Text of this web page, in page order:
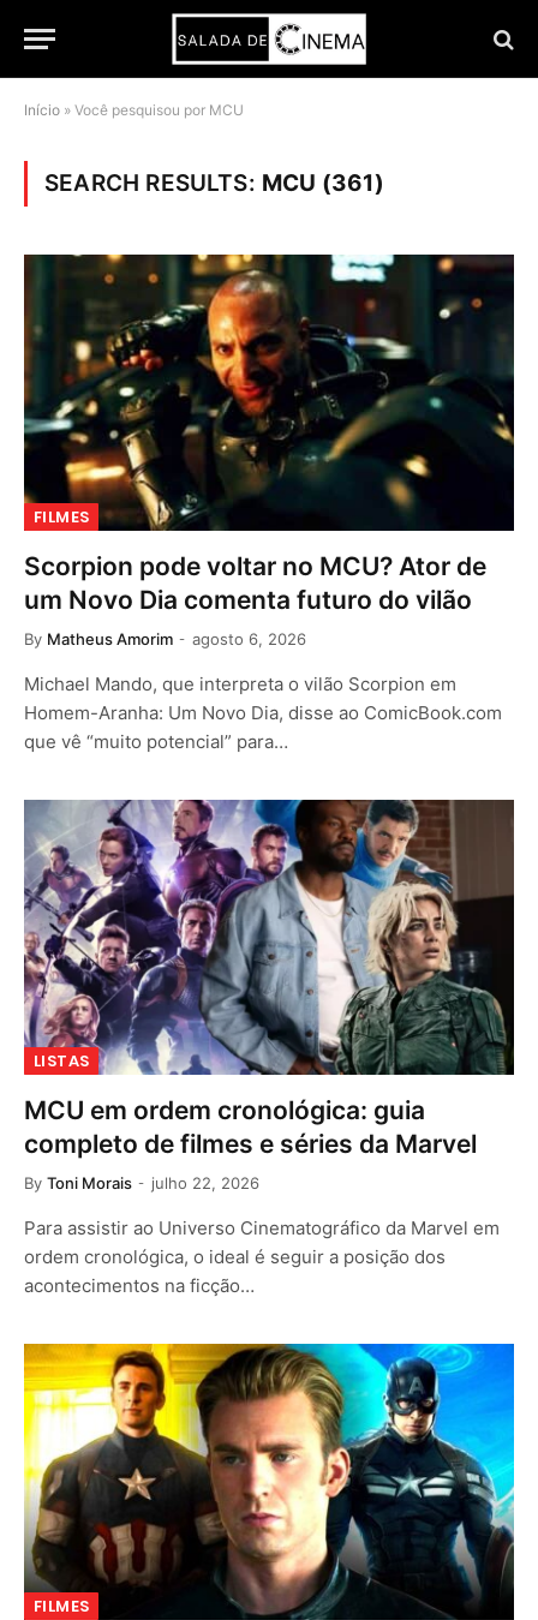
Início » Você pesquisou por MCU
SEARCH RESULTS: MCU (361)
FILMES
Scorpion pode voltar no MCU? Ator de
um Novo Dia comenta futuro do vilão
By Matheus Amorim agosto 6, 2026
Michael Mando, que interpreta o vilão Scorpion em
Homem-Aranha: Um Novo Dia, disse ao ComicBook.com
que vê “muito potencial” para…
LISTAS
MCU em ordem cronológica: guia
completo de filmes e séries da Marvel
By Toni Morais julho 22, 2026
Para assistir ao Universo Cinematográfico da Marvel em
ordem cronológica, o ideal é seguir a posição dos
acontecimentos na ficção…
FILMES